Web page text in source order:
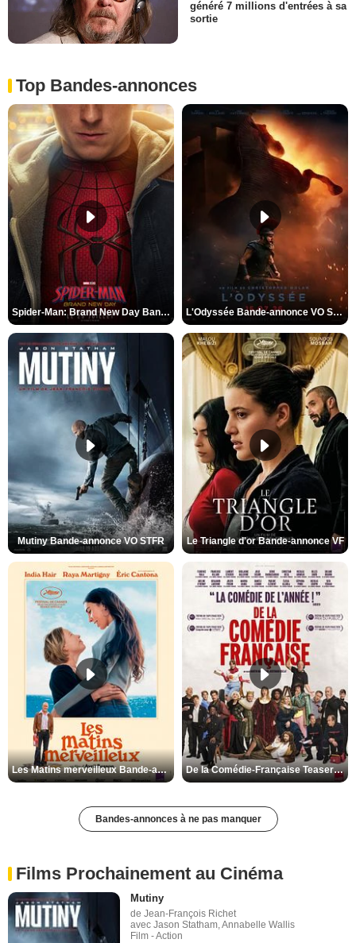
généré 7 millions d'entrées à sa
sortie
Top Bandes-annonces
Spider-Man: Brand New Day Bande-annonce VO STFR L'Odyssée Bande-annonce VO STFR
Mutiny Bande-annonce VO STFR Le Triangle d'or Bande-annonce VF
Les Matins merveilleux Bande-annonce VF De la Comédie-Française Teaser VF
Bandes-annonces à ne pas manquer
Films Prochainement au Cinéma
Mutiny
de Jean-François Richet
avec Jason Statham, Annabelle Wallis
Film - Action